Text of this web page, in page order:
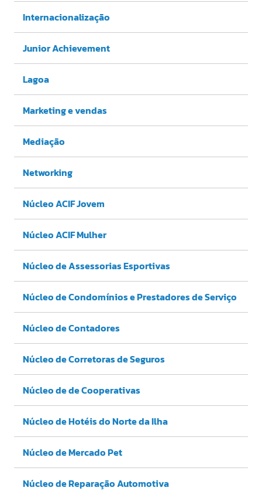
Internacionalização
Junior Achievement
Lagoa
Marketing e vendas
Mediação
Networking
Núcleo ACIF Jovem
Núcleo ACIF Mulher
Núcleo de Assessorias Esportivas
Núcleo de Condomínios e Prestadores de Serviço
Núcleo de Contadores
Núcleo de Corretoras de Seguros
Núcleo de de Cooperativas
Núcleo de Hotéis do Norte da Ilha
Núcleo de Mercado Pet
Núcleo de Reparação Automotiva